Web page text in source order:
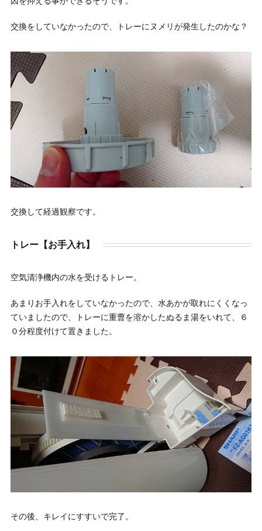
交換をしていなかったので、トレーにヌメリが発生したのかな？
交換して経過観察です。
トレー【お手入れ】
空気清浄機内の水を受けるトレー。
あまりお手入れをしていなかったので、水あかが取れにくくなっ
ていましたので、トレーに重曹を溶かしたぬるま湯をいれて、６
０分程度付けて置きました。
その後、キレイにすすいで完了。